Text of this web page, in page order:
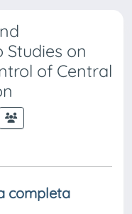
Studies on
of Central
completa